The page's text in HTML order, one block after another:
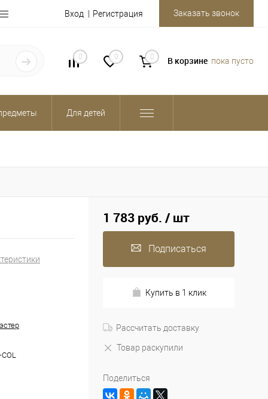
Вход Регистрация Заказать звонок
0 0 0 В корзине пока пусто
Для детей
1 783 руб. / шт
Подписаться
Купить в 1 клик
Рассчитать доставку
Товар раскупили
Поделиться